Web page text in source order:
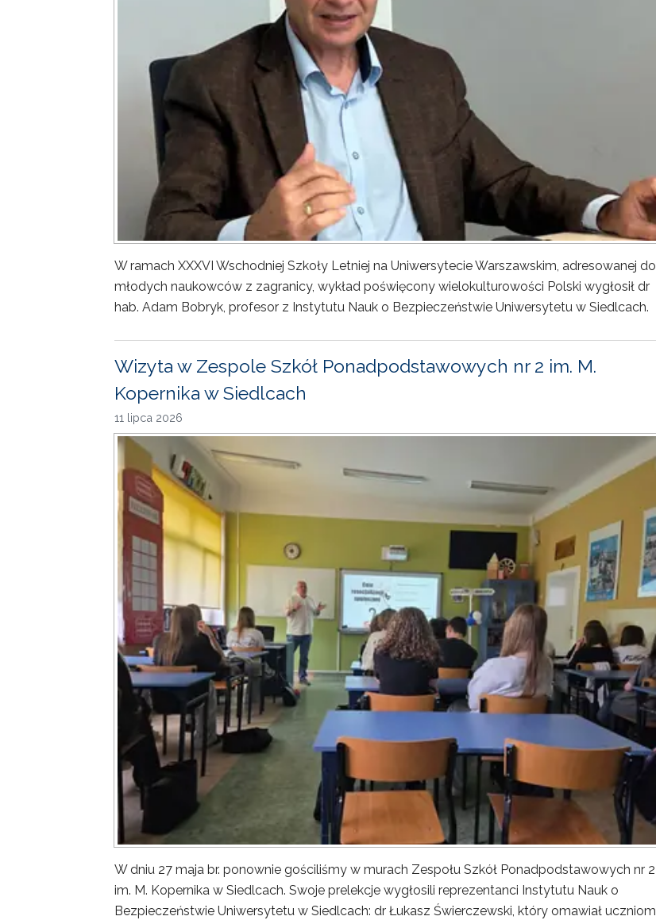
W ramach XXXVI Wschodniej Szkoły Letniej na Uniwersytecie Warszawskim, adresowanej do
młodych naukowców z zagranicy, wykład poświęcony wielokulturowości Polski wygłosił dr
hab. Adam Bobryk, profesor z Instytutu Nauk o Bezpieczeństwie Uniwersytetu w Siedlcach.
Wizyta w Zespole Szkół Ponadpodstawowych nr 2 im. M.
Kopernika w Siedlcach
11 lipca 2026
W dniu 27 maja br. ponownie gościliśmy w murach Zespołu Szkół Ponadpodstawowych nr 2
im. M. Kopernika w Siedlcach. Swoje prelekcje wygłosili reprezentanci Instytutu Nauk o
Bezpieczeństwie Uniwersytetu w Siedlcach: dr Łukasz Świerczewski, który omawiał uczniom